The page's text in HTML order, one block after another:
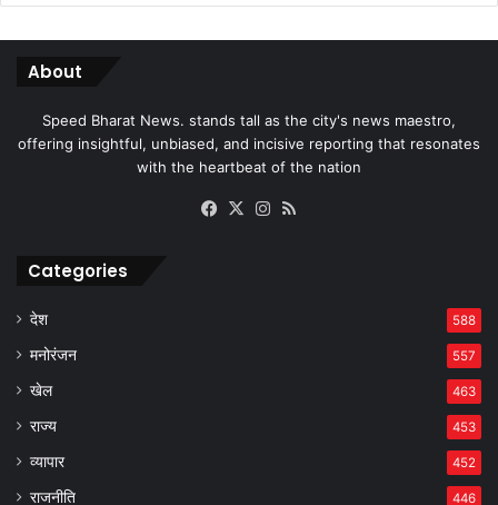
About
Speed Bharat News. stands tall as the city's news maestro,
offering insightful, unbiased, and incisive reporting that resonates
with the heartbeat of the nation
Facebook
X Instagram
Categories
देश 588
मनोरंजन 557
खेल 463
राज्य 453
व्यापार 452
राजनीति 446